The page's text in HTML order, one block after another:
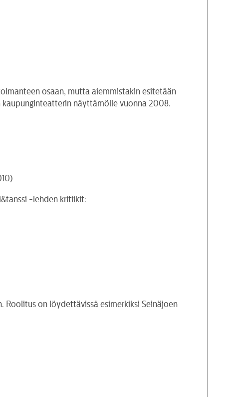
osaan, mutta aiemmistakin esitetään
kaupunginteatterin näyttämölle vuonna 2008.
-lehden kritiikit:
on löydettävissä esimerkiksi Seinäjoen